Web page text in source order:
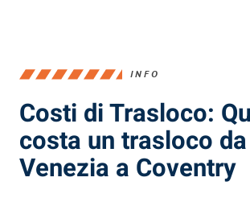
INFO
Costi di Trasloco:
costa un trasloco da
Venezia a Coventry